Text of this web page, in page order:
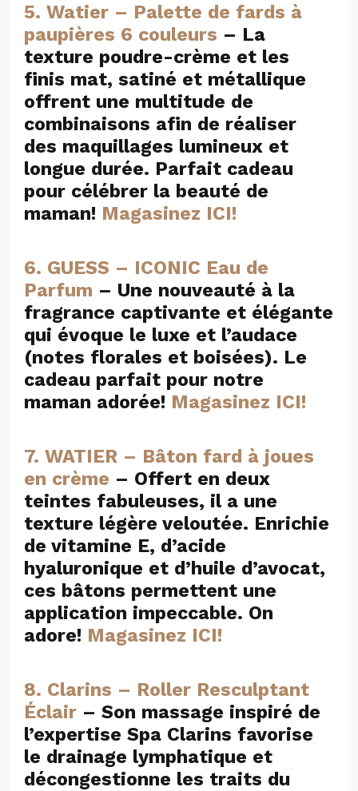
5. Watier – Palette de fards à
paupières 6 couleurs – La
texture poudre-crème et les
finis mat, satiné et métallique
offrent une multitude de
combinaisons afin de réaliser
des maquillages lumineux et
longue durée. Parfait cadeau
pour célébrer la beauté de
maman! Magasinez ICI!
6. GUESS – ICONIC Eau de
Parfum – Une nouveauté à la
fragrance captivante et élégante
qui évoque le luxe et l’audace
(notes florales et boisées). Le
cadeau parfait pour notre
maman adorée! Magasinez ICI!
7. WATIER – Bâton fard à joues
en crème – Offert en deux
teintes fabuleuses, il a une
texture légère veloutée. Enrichie
de vitamine E, d’acide
hyaluronique et d’huile d’avocat,
ces bâtons permettent une
application impeccable. On
adore! Magasinez ICI!
8. Clarins – Roller Resculptant
Éclair – Son massage inspiré de
l’expertise Spa Clarins favorise
le drainage lymphatique et
décongestionne les traits du